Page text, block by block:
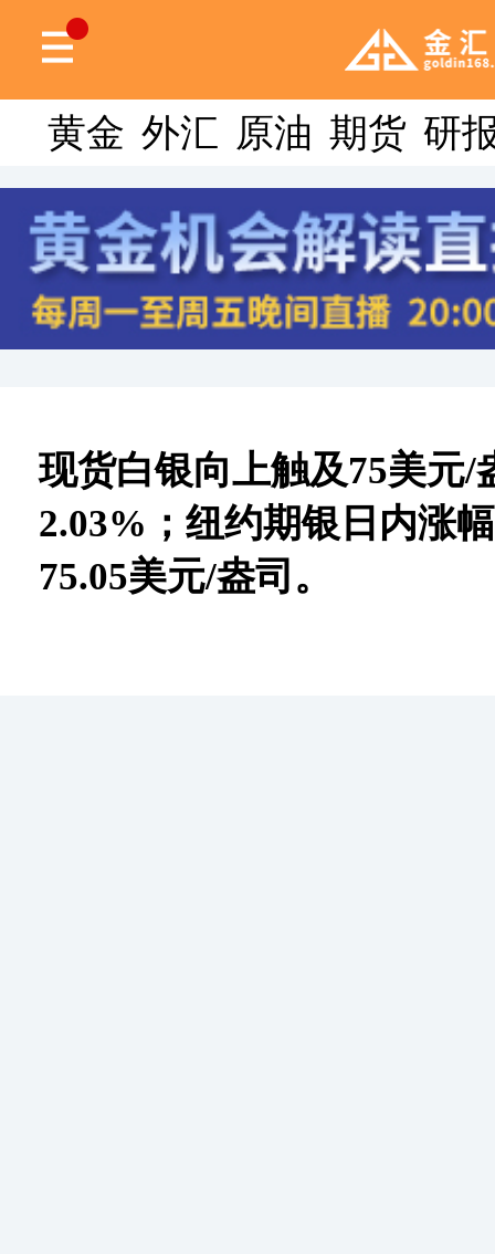
黄金 外汇 原油 期货 研
现货白银向上触及75美元/
2.03%；纽约期银日内涨
75.05美元/盎司。